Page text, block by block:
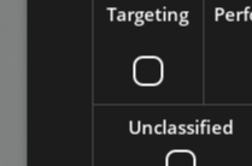
Targeting
Unclassified